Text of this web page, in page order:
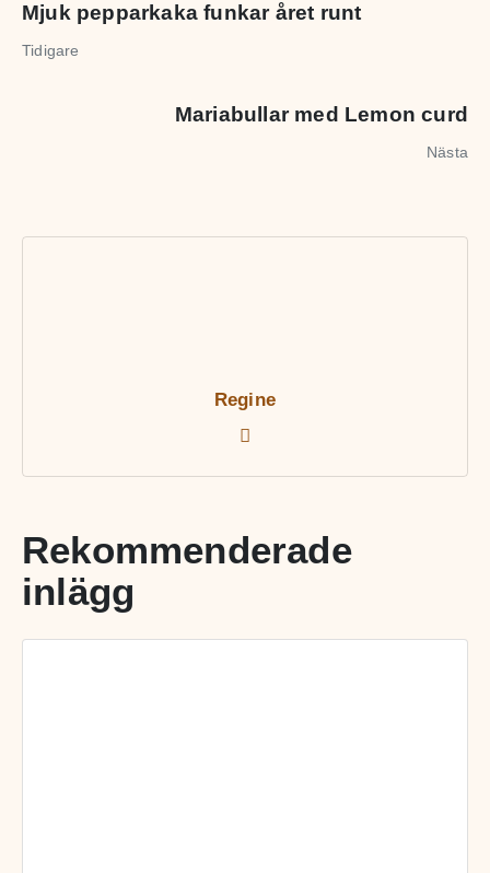
Mjuk pepparkaka funkar året runt
Tidigare
Mariabullar med Lemon curd
Nästa
Regine
Rekommenderade
inlägg